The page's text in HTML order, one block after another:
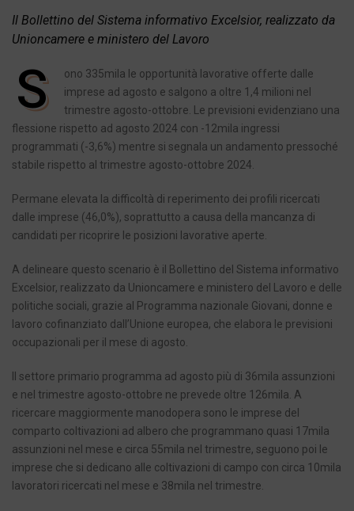
Il Bollettino del Sistema informativo Excelsior, realizzato da
Unioncamere e ministero del Lavoro
S
ono 335mila le opportunità lavorative offerte dalle
imprese ad agosto e salgono a oltre 1,4 milioni nel
trimestre agosto-ottobre. Le previsioni evidenziano una
flessione rispetto ad agosto 2024 con -12mila ingressi
programmati (-3,6%) mentre si segnala un andamento pressoché
stabile rispetto al trimestre agosto-ottobre 2024.
Permane elevata la difficoltà di reperimento dei profili ricercati
dalle imprese (46,0%), soprattutto a causa della mancanza di
candidati per ricoprire le posizioni lavorative aperte.
A delineare questo scenario è il Bollettino del Sistema informativo
Excelsior, realizzato da Unioncamere e ministero del Lavoro e delle
politiche sociali, grazie al Programma nazionale Giovani, donne e
lavoro cofinanziato dall’Unione europea, che elabora le previsioni
occupazionali per il mese di agosto.
Il settore primario programma ad agosto più di 36mila assunzioni
e nel trimestre agosto-ottobre ne prevede oltre 126mila. A
ricercare maggiormente manodopera sono le imprese del
comparto coltivazioni ad albero che programmano quasi 17mila
assunzioni nel mese e circa 55mila nel trimestre, seguono poi le
imprese che si dedicano alle coltivazioni di campo con circa 10mila
lavoratori ricercati nel mese e 38mila nel trimestre.